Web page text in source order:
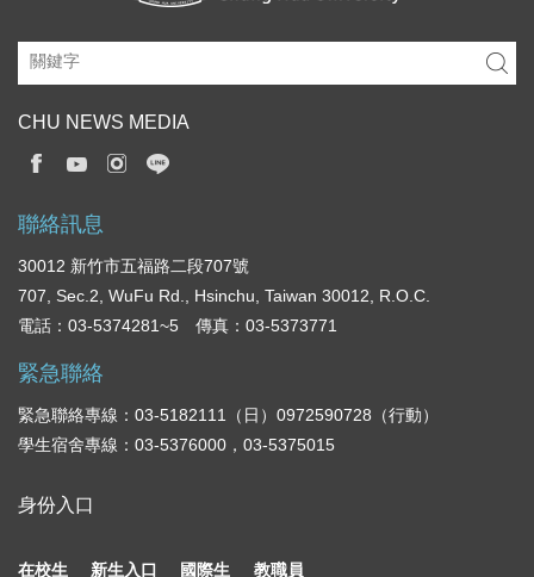
CHU NEWS MEDIA
聯絡訊息
30012 新竹市五福路二段707號
707, Sec.2, WuFu Rd., Hsinchu, Taiwan 30012, R.O.C.
電話：03-5374281~5 傳真：03-5373771
緊急聯絡
緊急聯絡專線：03-5182111（日）0972590728（行動）
學生宿舍專線：03-5376000，03-5375015
身份入口
在校生 新生入口 國際生 教職員